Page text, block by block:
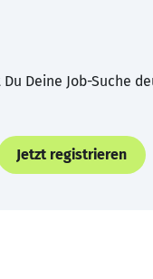
Deine Job-Suche
Jetzt registrieren